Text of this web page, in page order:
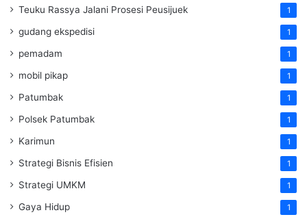
Teuku Rassya Jalani Prosesi Peusijuek 1
gudang ekspedisi 1
pemadam 1
mobil pikap 1
Patumbak 1
Polsek Patumbak 1
Karimun 1
Strategi Bisnis Efisien 1
Strategi UMKM 1
Gaya Hidup 1